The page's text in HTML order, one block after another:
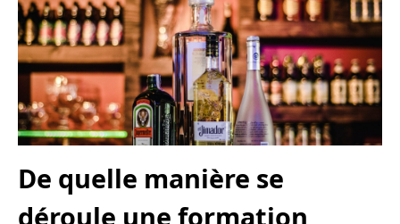
De quelle manière se
déroule une formation